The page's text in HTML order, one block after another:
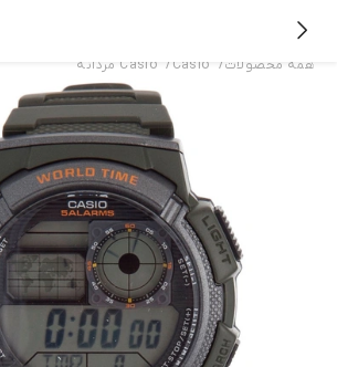
همه محصولات/
Casio
/ Casio مردانه